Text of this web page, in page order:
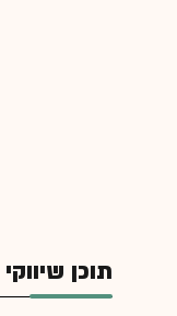
תוכן שיווקי